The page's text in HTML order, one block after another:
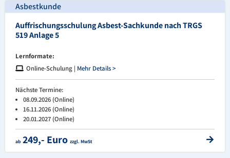
Asbestkunde
Auffrischungsschulung Asbest-Sachkunde nach TRGS
519 Anlage 5
Lernformate:
Online-Schulung | Mehr Details >
Nächste Termine:
08.09.2026 (Online)
16.11.2026 (Online)
20.01.2027 (Online)
ab 249,- Euro zzgl. MwSt